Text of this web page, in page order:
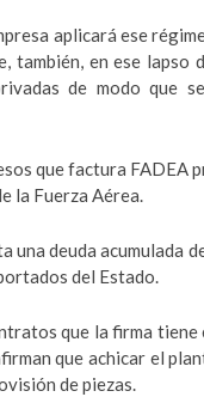
aplicará ese
también, en ese lapso
de modo que
que factura FADEA
la Fuerza Aérea.
una deuda acumulada
del Estado.
que la firma
que achicar el
de piezas.